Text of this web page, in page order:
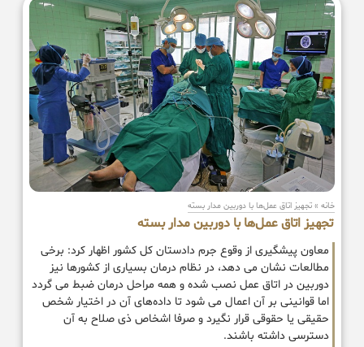
خانه » تجهیز اتاق عمل‌ها با دوربین مدار بسته
تجهیز اتاق عمل‌ها با دوربین مدار بسته
معاون پیشگیری از وقوع جرم دادستان کل کشور اظهار کرد: برخی
مطالعات نشان می دهد، در نظام درمان بسیاری از کشورها نیز
دوربین در اتاق عمل نصب شده و همه مراحل درمان ضبط می گردد
اما قوانینی بر آن اعمال می شود تا داده‌های آن در اختیار شخص
حقیقی یا حقوقی قرار نگیرد و صرفا اشخاص ذی صلاح به آن
دسترسی داشته باشند.